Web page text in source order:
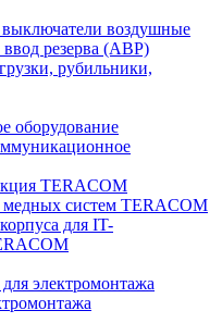
воздушные
резерва (АВР)
рубильники,
оборудование
TERACOM
систем TERACOM
для IT-
электромонтажа